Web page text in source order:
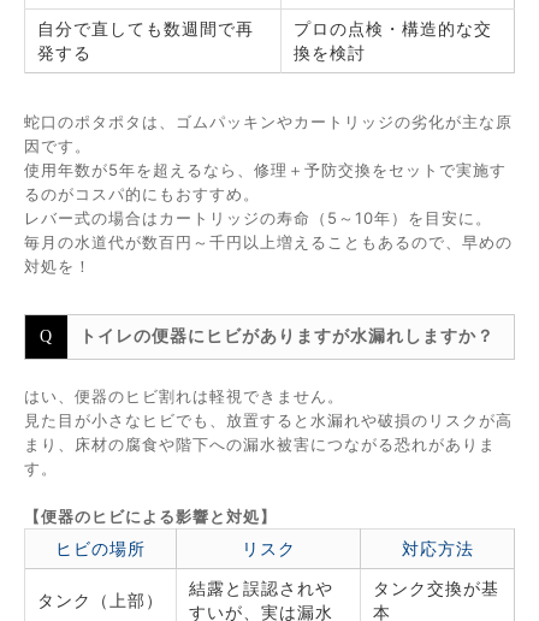
自分で直しても数週間で再
発する
プロの点検・構造的な交
換を検討
蛇口のポタポタは、ゴムパッキンやカートリッジの劣化が主な原
因です。
使用年数が5年を超えるなら、修理＋予防交換をセットで実施す
るのがコスパ的にもおすすめ。
レバー式の場合はカートリッジの寿命（5～10年）を目安に。
毎月の水道代が数百円～千円以上増えることもあるので、早めの
対処を！
トイレの便器にヒビがありますが水漏れしますか？
はい、便器のヒビ割れは軽視できません。
見た目が小さなヒビでも、放置すると水漏れや破損のリスクが高
まり、床材の腐食や階下への漏水被害につながる恐れがありま
す。
【便器のヒビによる影響と対処】
ヒビの場所 リスク 対応方法
タンク（上部）
結露と誤認されや
すいが、実は漏水
タンク交換が基
本